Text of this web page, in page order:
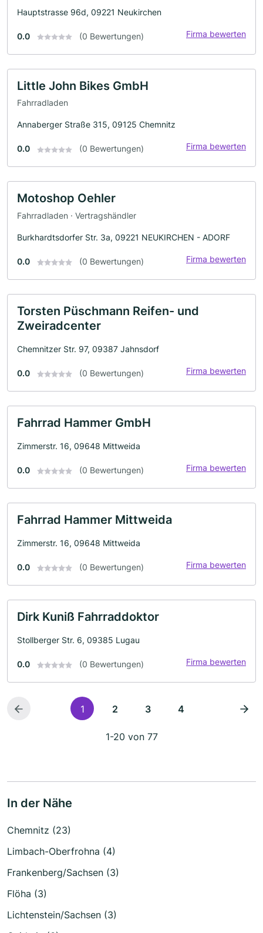
Hauptstrasse 96d, 09221 Neukirchen
0.0 (0 Bewertungen) Firma bewerten
Little John Bikes GmbH
Fahrradladen
Annaberger Straße 315, 09125 Chemnitz
0.0 (0 Bewertungen) Firma bewerten
Motoshop Oehler
Fahrradladen · Vertragshändler
Burkhardtsdorfer Str. 3a, 09221 NEUKIRCHEN - ADORF
0.0 (0 Bewertungen) Firma bewerten
Torsten Püschmann Reifen- und
Zweiradcenter
Chemnitzer Str. 97, 09387 Jahnsdorf
0.0 (0 Bewertungen) Firma bewerten
Fahrrad Hammer GmbH
Zimmerstr. 16, 09648 Mittweida
0.0 (0 Bewertungen) Firma bewerten
Fahrrad Hammer Mittweida
Zimmerstr. 16, 09648 Mittweida
0.0 (0 Bewertungen) Firma bewerten
Dirk Kuniß Fahrraddoktor
Stollberger Str. 6, 09385 Lugau
0.0 (0 Bewertungen) Firma bewerten
1 2 3 4
1-20 von 77
In der Nähe
Chemnitz (23)
Limbach-Oberfrohna (4)
Frankenberg/Sachsen (3)
Flöha (3)
Lichtenstein/Sachsen (3)